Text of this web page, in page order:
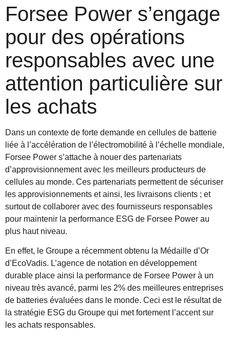
Forsee Power s’engage
pour des opérations
responsables avec une
attention particulière sur
les achats
Dans un contexte de forte demande en cellules de batterie
liée à l’accélération de l’électromobilité à l’échelle mondiale,
Forsee Power s’attache à nouer des partenariats
d’approvisionnement avec les meilleurs producteurs de
cellules au monde. Ces partenariats permettent de sécuriser
les approvisionnements et ainsi, les livraisons clients ; et
surtout de collaborer avec des fournisseurs responsables
pour maintenir la performance ESG de Forsee Power au
plus haut niveau.
En effet, le Groupe a récemment obtenu la Médaille d’Or
d’EcoVadis. L’agence de notation en développement
durable place ainsi la performance de Forsee Power à un
niveau très avancé, parmi les 2% des meilleures entreprises
de batteries évaluées dans le monde. Ceci est le résultat de
la stratégie ESG du Groupe qui met fortement l’accent sur
les achats responsables.